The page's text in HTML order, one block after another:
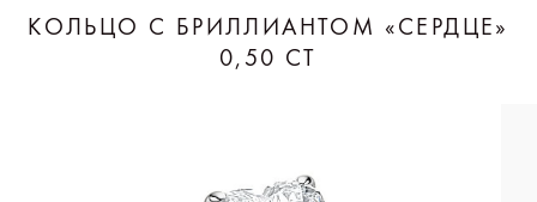
КОЛЬЦО С БРИЛЛИАНТОМ «СЕРДЦЕ»
0,50 CT